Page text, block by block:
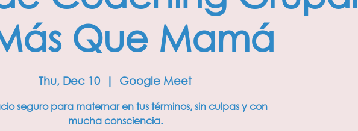
Que Mamá
Thu, Dec 10
  |
Google Meet
seguro para maternar en tus términos, sin culpas y con
mucha consciencia.